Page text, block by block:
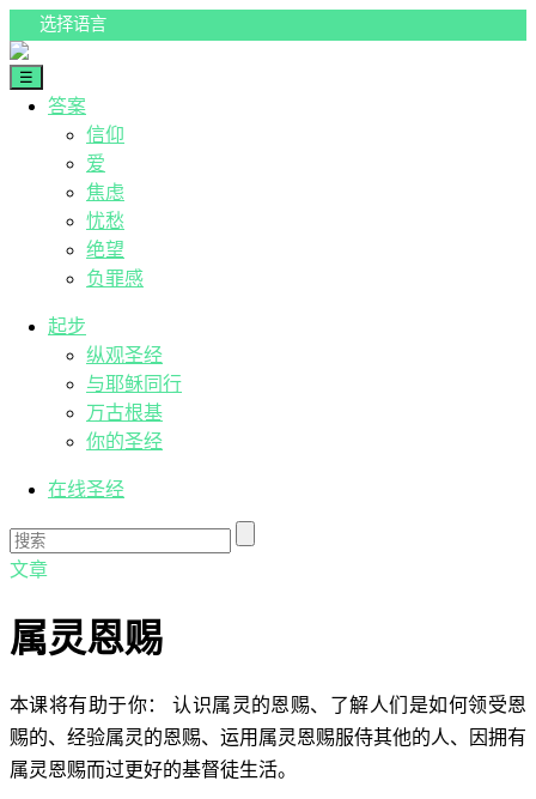
Skip
to
content
人生答案
☰
答案
信仰
爱
焦虑
忧愁
绝望
负罪感
起步
纵观圣经
与耶稣同行
万古根基
你的圣经
在线圣经
文章
属灵恩赐
本课将有助于你： 认识属灵的恩赐、了解人们是如何领受恩
赐的、经验属灵的恩赐、运用属灵恩赐服侍其他的人、因拥有
属灵恩赐而过更好的基督徒生活。